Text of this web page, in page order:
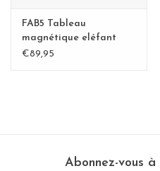
FAB5 Tableau
magnétique eléfant
medium
€89,95
Abonnez-vous